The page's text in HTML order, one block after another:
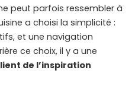
peut parfois ressembler à
a choisi la simplicité :
et une navigation
ce choix, il y a une
de l’inspiration